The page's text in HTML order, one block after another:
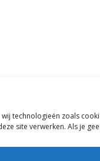
technologieën zoals
site verwerken. Als je